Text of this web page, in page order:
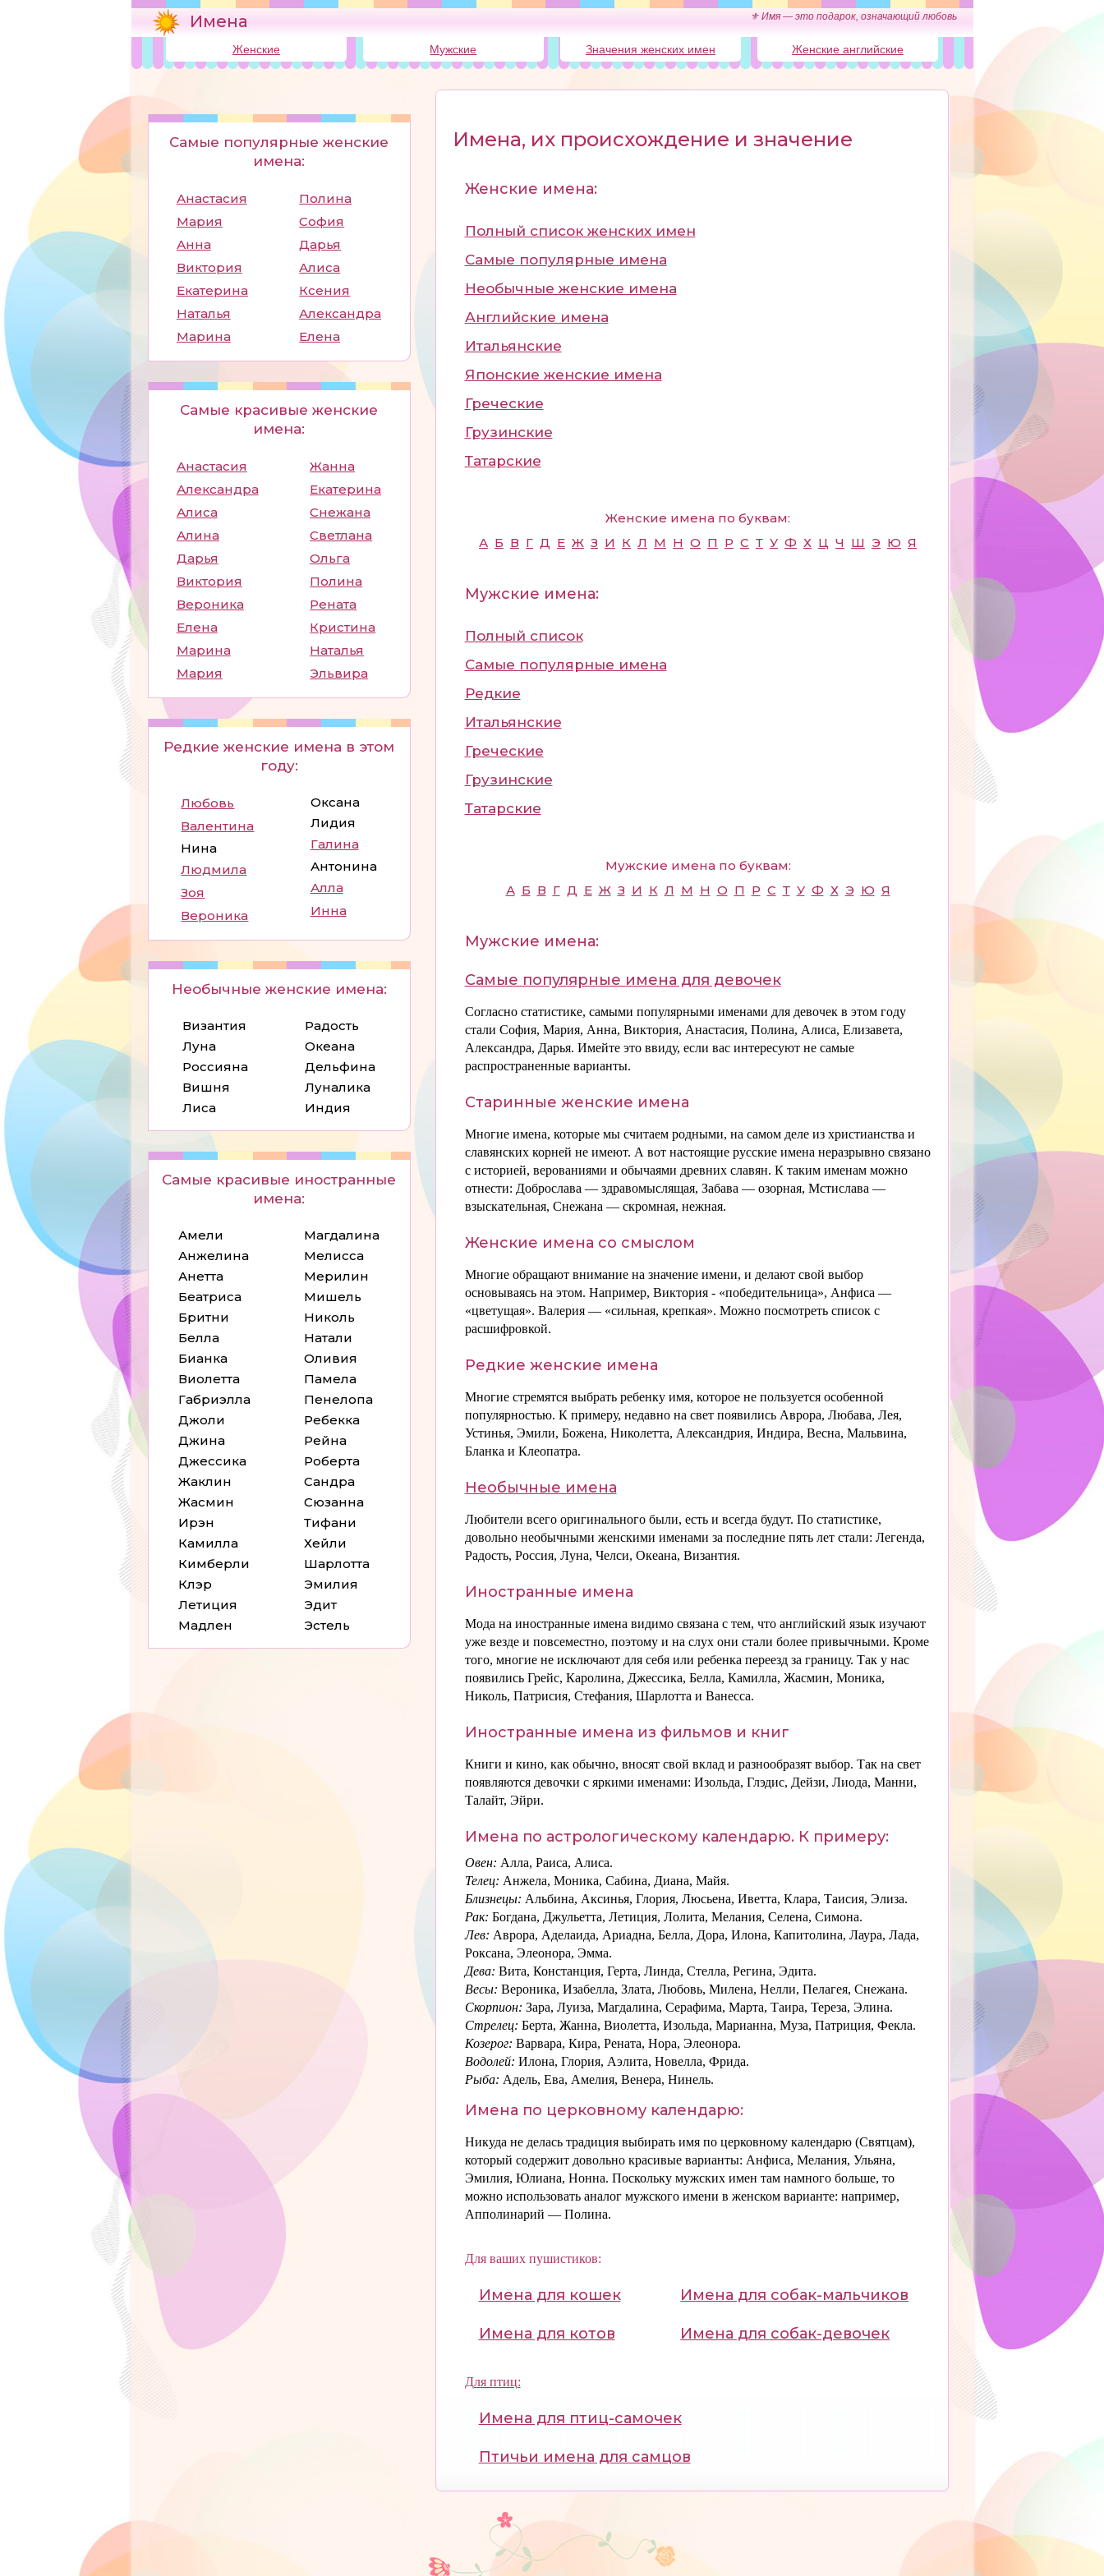
Имена ⚜ Имя — это подарок, означающий любовь
Женские Мужские Значения женских имен Женские английские
Самые популярные женские
имена:
Анастасия
Мария
Анна
Виктория
Екатерина
Наталья
Марина
Полина
София
Дарья
Алиса
Ксения
Александра
Елена
Самые красивые женские
имена:
Анастасия
Александра
Алиса
Алина
Дарья
Виктория
Вероника
Елена
Марина
Мария
Жанна
Екатерина
Снежана
Светлана
Ольга
Полина
Рената
Кристина
Наталья
Эльвира
Редкие женские имена в этом
году:
Любовь
Валентина
Нина
Людмила
Зоя
Вероника
Оксана
Лидия
Галина
Антонина
Алла
Инна
Необычные женские имена:
Византия
Луна
Россияна
Вишня
Лиса
Радость
Океана
Дельфина
Луналика
Индия
Самые красивые иностранные
имена:
Амели
Анжелина
Анетта
Беатриса
Бритни
Белла
Бианка
Виолетта
Габриэлла
Джоли
Джина
Джессика
Жаклин
Жасмин
Ирэн
Камилла
Кимберли
Клэр
Летиция
Мадлен
Магдалина
Мелисса
Мерилин
Мишель
Николь
Натали
Оливия
Памела
Пенелопа
Ребекка
Рейна
Роберта
Сандра
Сюзанна
Тифани
Хейли
Шарлотта
Эмилия
Эдит
Эстель
Имена, их происхождение и значение
Женские имена:
Полный список женских имен
Самые популярные имена
Необычные женские имена
Английские имена
Итальянские
Японские женские имена
Греческие
Грузинские
Татарские
Женские имена по буквам:
А Б В Г Д Е Ж З И К Л М Н О П Р С Т У Ф Х Ц Ч Ш Э Ю Я
Мужские имена:
Полный список
Самые популярные имена
Редкие
Итальянские
Греческие
Грузинские
Татарские
Мужские имена по буквам:
А Б В Г Д E Ж З И К Л М Н О П Р С Т У Ф Х Э Ю Я
Мужские имена:
Самые популярные имена для девочек
Согласно статистике, самыми популярными именами для девочек в этом году
стали София, Мария, Анна, Виктория, Анастасия, Полина, Алиса, Елизавета,
Александра, Дарья. Имейте это ввиду, если вас интересуют не самые
распространенные варианты.
Старинные женские имена
Многие имена, которые мы считаем родными, на самом деле из христианства и
славянских корней не имеют. А вот настоящие русские имена неразрывно связано
с историей, верованиями и обычаями древних славян. К таким именам можно
отнести: Доброслава — здравомыслящая, Забава — озорная, Мстислава —
взыскательная, Снежана — скромная, нежная.
Женские имена со смыслом
Многие обращают внимание на значение имени, и делают свой выбор
основываясь на этом. Например, Виктория - «победительница», Анфиса —
«цветущая». Валерия — «сильная, крепкая». Можно посмотреть список с
расшифровкой.
Редкие женские имена
Многие стремятся выбрать ребенку имя, которое не пользуется особенной
популярностью. К примеру, недавно на свет появились Аврора, Любава, Лея,
Устинья, Эмили, Божена, Николетта, Александрия, Индира, Весна, Мальвина,
Бланка и Клеопатра.
Необычные имена
Любители всего оригинального были, есть и всегда будут. По статистике,
довольно необычными женскими именами за последние пять лет стали: Легенда,
Радость, Россия, Луна, Челси, Океана, Византия.
Иностранные имена
Мода на иностранные имена видимо связана с тем, что английский язык изучают
уже везде и повсеместно, поэтому и на слух они стали более привычными. Кроме
того, многие не исключают для себя или ребенка переезд за границу. Так у нас
появились Грейс, Каролина, Джессика, Белла, Камилла, Жасмин, Моника,
Николь, Патрисия, Стефания, Шарлотта и Ванесса.
Иностранные имена из фильмов и книг
Книги и кино, как обычно, вносят свой вклад и разнообразят выбор. Так на свет
появляются девочки с яркими именами: Изольда, Глэдис, Дейзи, Лиода, Манни,
Талайт, Эйри.
Имена по астрологическому календарю. К примеру:
Овен: Алла, Раиса, Алиса.
Телец: Анжела, Моника, Сабина, Диана, Майя.
Близнецы: Альбина, Аксинья, Глория, Люсьена, Иветта, Клара, Таисия, Элиза.
Рак: Богдана, Джульетта, Летиция, Лолита, Мелания, Селена, Симона.
Лев: Аврора, Аделаида, Ариадна, Белла, Дора, Илона, Капитолина, Лаура, Лада,
Роксана, Элеонора, Эмма.
Дева: Вита, Констанция, Герта, Линда, Стелла, Регина, Эдита.
Весы: Вероника, Изабелла, Злата, Любовь, Милена, Нелли, Пелагея, Снежана.
Скорпион: Зара, Луиза, Магдалина, Серафима, Марта, Таира, Тереза, Элина.
Стрелец: Берта, Жанна, Виолетта, Изольда, Марианна, Муза, Патриция, Фекла.
Козерог: Варвара, Кира, Рената, Нора, Элеонора.
Водолей: Илона, Глория, Аэлита, Новелла, Фрида.
Рыба: Адель, Ева, Амелия, Венера, Нинель.
Имена по церковному календарю:
Никуда не делась традиция выбирать имя по церковному календарю (Святцам),
который содержит довольно красивые варианты: Анфиса, Мелания, Ульяна,
Эмилия, Юлиана, Нонна. Поскольку мужских имен там намного больше, то
можно использовать аналог мужского имени в женском варианте: например,
Апполинарий — Полина.
Для ваших пушистиков:
Имена для кошек
Имена для котов
Имена для собак-мальчиков
Имена для собак-девочек
Для птиц:
Имена для птиц-самочек
Птичьи имена для самцов